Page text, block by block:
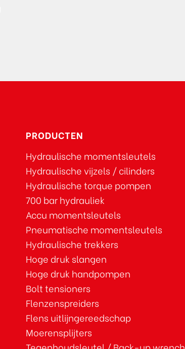
PRODUCTEN
Hydraulische momentsleutels
Hydraulische vijzels / cilinders
Hydraulische torque pompen
700 bar hydrauliek
Accu momentsleutels
Pneumatische momentsleutels
Hydraulische trekkers
Hoge druk slangen
Hoge druk handpompen
Bolt tensioners
Flenzenspreiders
Flens uitlijngereedschap
Moerensplijters